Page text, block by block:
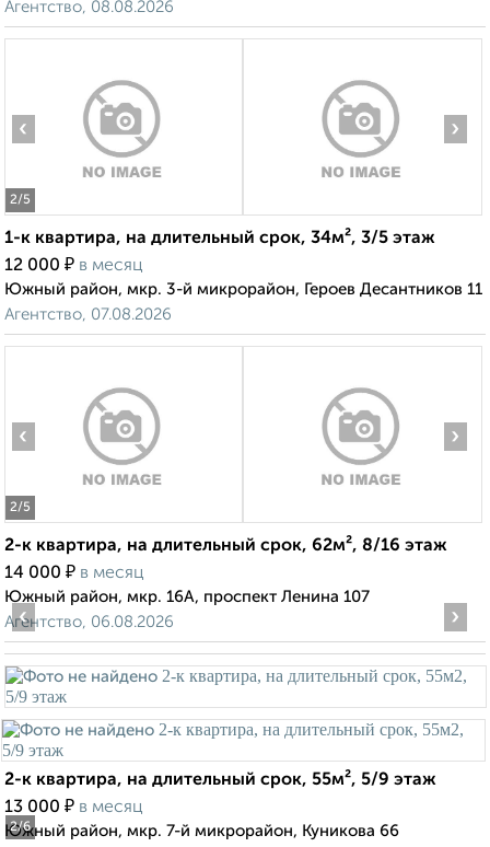
Агентство, 08.08.2026
2/5
‹ ›
1-к квартира, на длительный срок, 34м², 3/5 этаж
12 000 ₽ в месяц
Южный район, мкр. 3-й микрорайон, Героев Десантников 11
Агентство, 07.08.2026
2/5
‹ ›
2-к квартира, на длительный срок, 62м², 8/16 этаж
14 000 ₽ в месяц
Южный район, мкр. 16А, проспект Ленина 107
Агентство, 06.08.2026
2/6
‹ ›
2-к квартира, на длительный срок, 55м², 5/9 этаж
13 000 ₽ в месяц
Южный район, мкр. 7-й микрорайон, Куникова 66